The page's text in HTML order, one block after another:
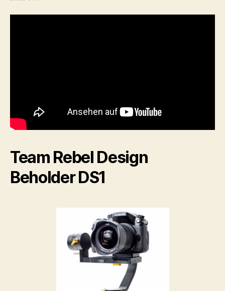
Team Rebel Design
Beholder DS1